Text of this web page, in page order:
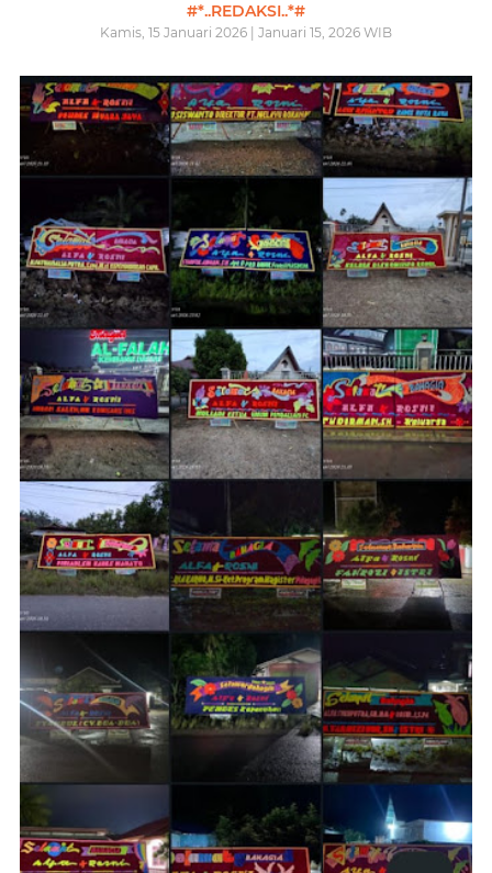
#*..REDAKSI..*#
Kamis, 15 Januari 2026 | Januari 15, 2026 WIB